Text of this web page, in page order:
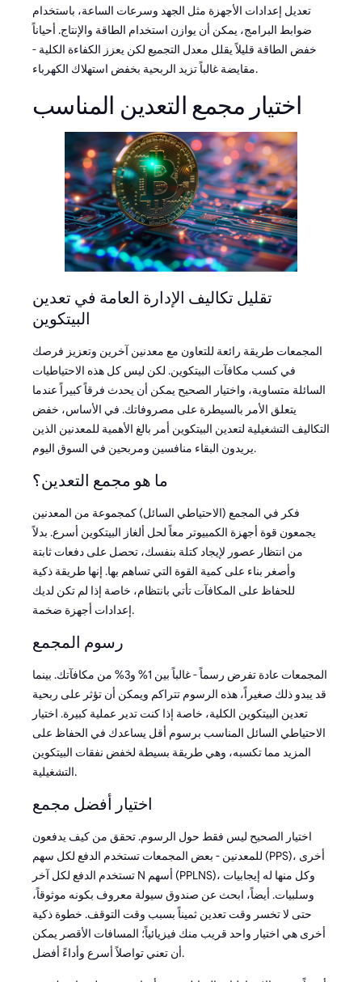
تعديل إعدادات الأجهزة مثل الجهد وسرعات الساعة، باستخدام
ضوابط البرامج، يمكن أن يوازن استخدام الطاقة والإنتاج. أحياناً
خفض الطاقة قليلاً يقلل معدل التجميع لكن يعزز الكفاءة الكلية -
مقايضة غالباً تزيد الربحية بخفض استهلاك الكهرباء.
اختيار مجمع التعدين المناسب
تقليل تكاليف الإدارة العامة في تعدين
البيتكوين
المجمعات طريقة رائعة للتعاون مع معدنين آخرين وتعزيز فرصك
في كسب مكافآت البيتكوين. لكن ليس كل هذه الاحتياطيات
السائلة متساوية، واختيار الصحيح يمكن أن يحدث فرقاً كبيراً عندما
يتعلق الأمر بالسيطرة على مصروفاتك. في الأساس، خفض
التكاليف التشغيلية لتعدين البيتكوين أمر بالغ الأهمية للمعدنين الذين
يريدون البقاء منافسين ومربحين في السوق اليوم.
ما هو مجمع التعدين؟
فكر في المجمع (الاحتياطي السائل) كمجموعة من المعدنين
يجمعون قوة أجهزة الكمبيوتر معاً لحل ألغاز البيتكوين أسرع. بدلاً
من انتظار عصور لإيجاد كتلة بنفسك، تحصل على دفعات ثابتة
وأصغر بناء على كمية القوة التي تساهم بها. إنها طريقة ذكية
للحفاظ على المكافآت تأتي بانتظام، خاصة إذا لم تكن لديك
إعدادات أجهزة ضخمة.
رسوم المجمع
المجمعات عادة تفرض رسماً - غالباً بين 1% و3% من مكافآتك. بينما
قد يبدو ذلك صغيراً، هذه الرسوم تتراكم ويمكن أن تؤثر على ربحية
تعدين البيتكوين الكلية، خاصة إذا كنت تدير عملية كبيرة. اختيار
الاحتياطي السائل المناسب برسوم أقل يساعدك في الحفاظ على
المزيد مما تكسبه، وهي طريقة بسيطة لخفض نفقات البيتكوين
التشغيلية.
اختيار أفضل مجمع
اختيار الصحيح ليس فقط حول الرسوم. تحقق من كيف يدفعون
للمعدنين - بعض المجمعات تستخدم الدفع لكل سهم (PPS)، أخرى
تستخدم الدفع لكل آخر N أسهم (PPLNS)، وكل منها له إيجابيات
وسلبيات. أيضاً، ابحث عن صندوق سيولة معروف بكونه موثوقاً،
حتى لا تخسر وقت تعدين ثميناً بسبب وقت التوقف. خطوة ذكية
أخرى هي اختيار واحد قريب منك فيزيائياً؛ المسافات الأقصر يمكن
أن تعني تواصلاً أسرع وأداءً أفضل.